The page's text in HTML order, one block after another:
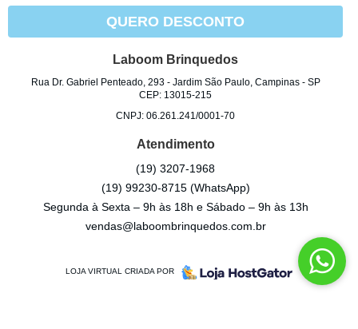
QUERO DESCONTO
Laboom Brinquedos
Rua Dr. Gabriel Penteado, 293- Jardim São Paulo, Campinas- SP
CEP: 13015-215
CNPJ: 06.261.241/0001-70
Atendimento
(19) 3207-1968
(19) 99230-8715 (WhatsApp)
Segunda à Sexta – 9h às 18h e Sábado – 9h às 13h
vendas@laboombrinquedos.com.br
LOJA VIRTUAL CRIADA POR